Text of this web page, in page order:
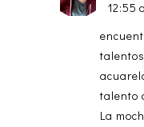
12:55
talento
La